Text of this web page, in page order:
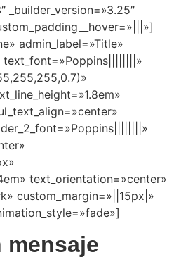
_builder_version=»3.25″
admin_label=»Title»
text_font=»Poppins||||||||»
text_orientation=»center»
custom_margin=»||15px|»
mensaje